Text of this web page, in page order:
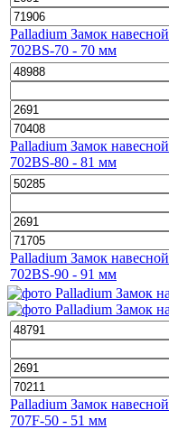
Palladium Замок навесной
702BS-70 - 70 мм
Palladium Замок навесной
702BS-80 - 81 мм
Palladium Замок навесной
702BS-90 - 91 мм
Palladium Замок навесной
707F-50 - 51 мм